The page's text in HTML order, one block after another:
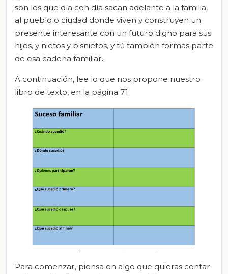
son los que día con día sacan adelante a la familia,
al pueblo o ciudad donde viven y construyen un
presente interesante con un futuro digno para sus
hijos, y nietos y bisnietos, y tú también formas parte
de esa cadena familiar.
A continuación, lee lo que nos propone nuestro
libro de texto, en la página 71.
Para comenzar, piensa en algo que quieras contar